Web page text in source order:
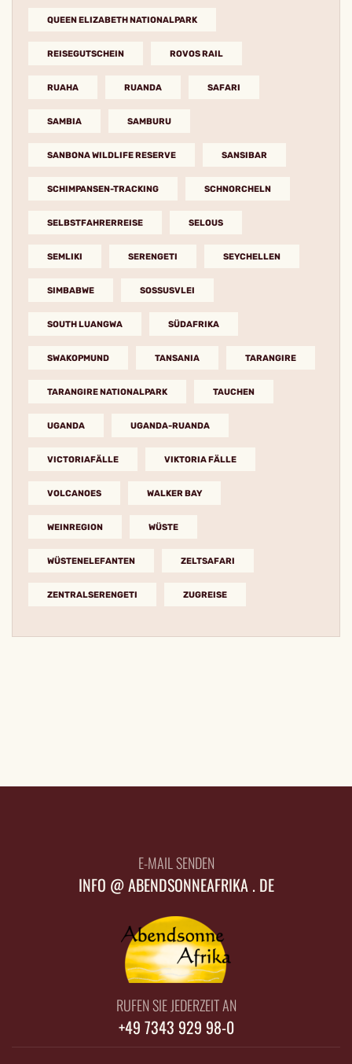
QUEEN ELIZABETH NATIONALPARK
REISEGUTSCHEIN ROVOS RAIL
RUAHA RUANDA SAFARI
SAMBIA SAMBURU
SANBONA WILDLIFE RESERVE SANSIBAR
SCHIMPANSEN-TRACKING SCHNORCHELN
SELBSTFAHRERREISE SELOUS
SEMLIKI SERENGETI SEYCHELLEN
SIMBABWE SOSSUSVLEI
SOUTH LUANGWA SÜDAFRIKA
SWAKOPMUND TANSANIA TARANGIRE
TARANGIRE NATIONALPARK TAUCHEN
UGANDA UGANDA-RUANDA
VICTORIAFÄLLE VIKTORIA FÄLLE
VOLCANOES WALKER BAY
WEINREGION WÜSTE
WÜSTENELEFANTEN ZELTSAFARI
ZENTRALSERENGETI ZUGREISE
E-MAIL SENDEN
INFO @ ABENDSONNEAFRIKA . DE
RUFEN SIE JEDERZEIT AN
+49 7343 929 98-0